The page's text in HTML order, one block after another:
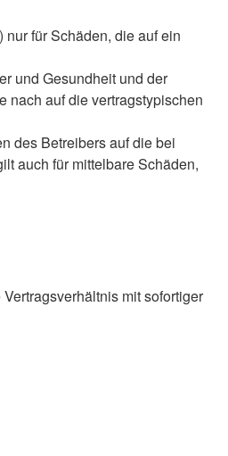
für Schäden, die auf ein
und Gesundheit und der
nach auf die vertragstypischen
des Betreibers auf die bei
auch für mittelbare Schäden,
mit sofortiger